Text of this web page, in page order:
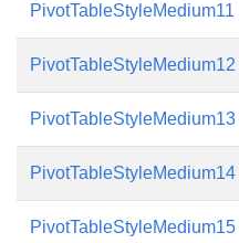
PivotTableStyleMedium11
PivotTableStyleMedium12
PivotTableStyleMedium13
PivotTableStyleMedium14
PivotTableStyleMedium15